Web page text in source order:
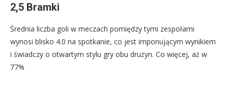
2,5 Bramki
Średnia liczba goli w meczach pomiędzy tymi zespołami
wynosi blisko 4.0 na spotkanie, co jest imponującym wynikiem
i świadczy o otwartym stylu gry obu drużyn. Co więcej, aż w
77%